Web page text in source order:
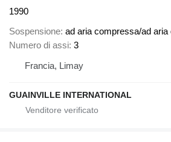
1990
Sospensione ad aria compressa/ad
Numero di assi 3
Francia, Limay
GUAINVILLE INTERNATIONAL